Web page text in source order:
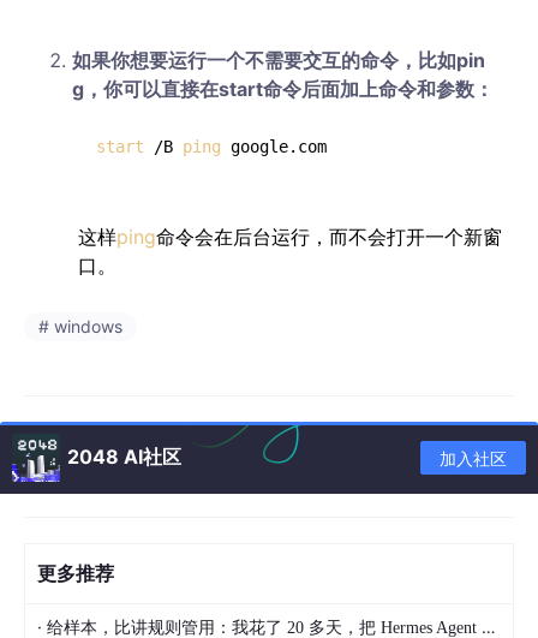
如果你想要运行一个不需要交互的命令，比如pin
g，你可以直接在start命令后面加上命令和参数：
start /B ping
这样ping命令会在后台运行，而不会打开一个新窗
口。
# windows
2048 AI社区 加入社区
更多推荐
· 给样本，比讲规则管用：我花了 20 多天，把 Hermes Agent 训练成能独立交付的 Dify 开发助手